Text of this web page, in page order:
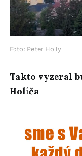
Foto: Peter Holly
Takto vyzeral
Holíča